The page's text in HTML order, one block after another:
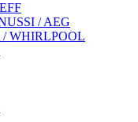
/ AEG
WHIRLPOOL